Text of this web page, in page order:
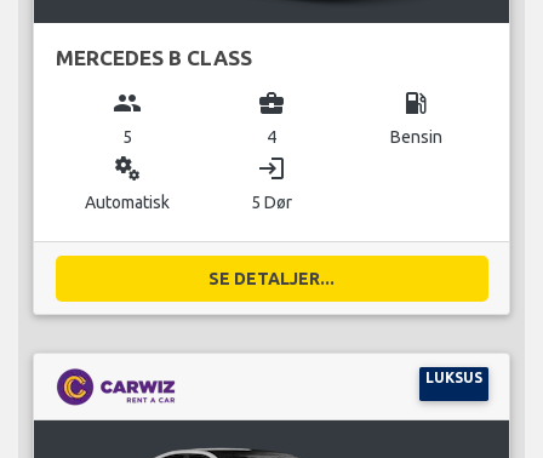
MERCEDES B CLASS
group
5
business_center
4
local_gas_station
Bensin
miscellaneous_services
Automatisk
login
5 Dør
SE DETALJER...
LUKSUS